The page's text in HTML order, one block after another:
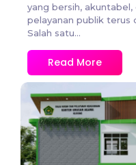
yang bersih,
pelayanan publik terus
Salah satu...
Read More